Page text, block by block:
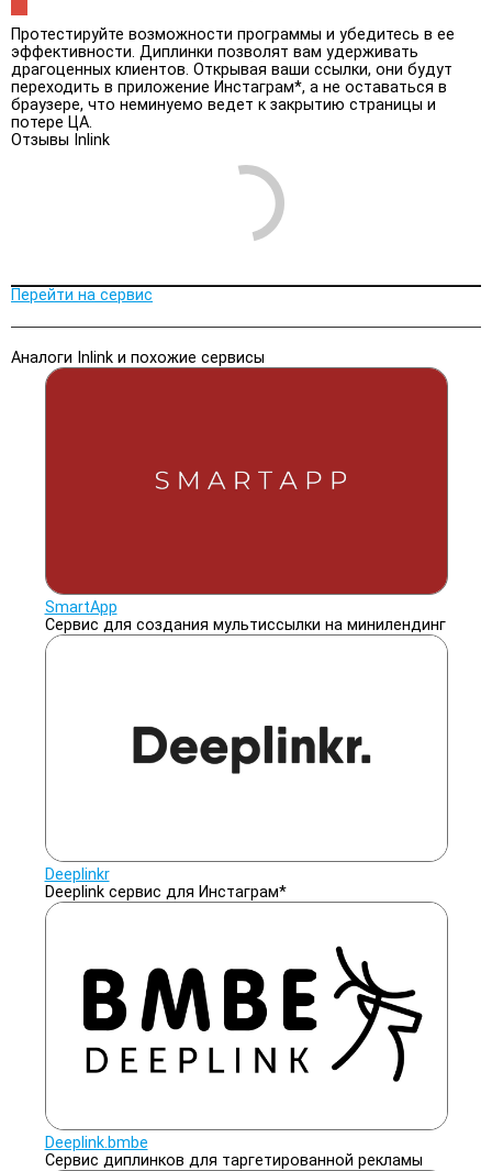
Протестируйте возможности программы и убедитесь в ее
эффективности. Диплинки позволят вам удерживать
драгоценных клиентов. Открывая ваши ссылки, они будут
переходить в приложение Инстаграм*, а не оставаться в
браузере, что неминуемо ведет к закрытию страницы и
потере ЦА.
Отзывы Inlink
Перейти на сервис
Аналоги Inlink и похожие сервисы
SmartApp
Сервис для создания мультиссылки на минилендинг
Deeplinkr
Deeplink сервис для Инстаграм*
Deeplink.bmbe
Сервис диплинков для таргетированной рекламы